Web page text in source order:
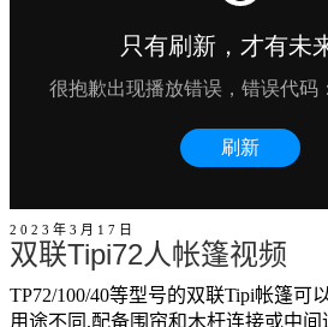
2023年3月17日
双联Tipi72人帐篷视频
TP72/100/40等型号的双联Tipi帐篷可
用途不同,配备围帘和木杆连接或中